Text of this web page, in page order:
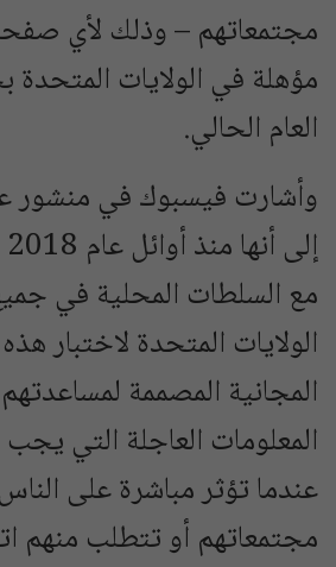
مجتمعاتهم – وذلك لأي
مؤهلة في الولايات المتحدة
العام الحالي.
وأشارت فيسبوك في منشور
مع السلطات المحلية في
الولايات المتحدة لاختبار
المجانية المصممة
المعلومات العاجلة التي
عندما تؤثر مباشرة على
مجتمعاتهم أو تتطلب منهم